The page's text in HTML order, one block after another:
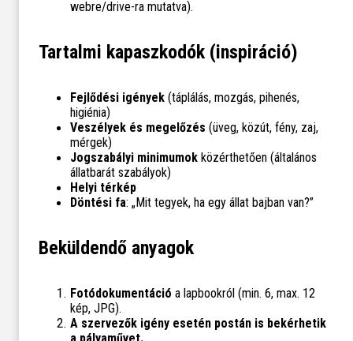
webre/drive-ra mutatva).
Tartalmi kapaszkodók (inspiráció)
Fejlődési igények(táplálás, mozgás, pihenés,
higiénia)
Veszélyek és megelőzés (üveg, közút, fény, zaj,
mérgek)
Jogszabályi minimumokközérthetően (általános
állatbarát szabályok)
Helyi térkép
Döntési fa: „Mit tegyek, ha egy állat bajban van?”
Beküldendő anyagok
Fotódokumentáció a lapbookról (min. 6, max. 12
kép, JPG).
A szervezők igény esetén postán is bekérhetik